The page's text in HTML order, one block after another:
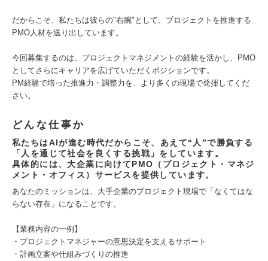
だからこそ、私たちは彼らの"右腕"として、プロジェクトを推進する
PMO人材を送り出しています。
今回募集するのは、プロジェクトマネジメントの経験を活かし、PMO
としてさらにキャリアを広げていただくポジションです。
PM経験で培った推進力・調整力を、より多くの現場で発揮してくだ
さい。
どんな仕事か
私たちはAIが進む時代だからこそ、あえて“人”で勝負する
「人を通じて社会を良くする挑戦」をしています。
具体的には、大企業に向けてPMO（プロジェクト・マネジ
メント・オフィス）サービスを提供しています。
あなたのミッションは、大手企業のプロジェクト現場で「なくてはな
らない存在」になることです。
【業務内容の一例】
・プロジェクトマネジャーの意思決定を支えるサポート
・計画立案や仕組みづくりの推進